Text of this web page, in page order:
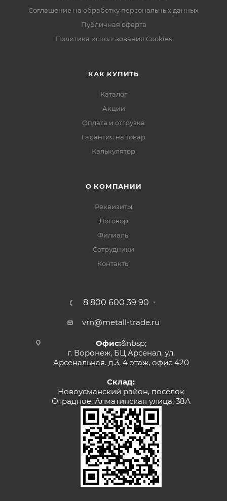
Соглашение на обработку персональных данных
Публичная оферта
Политика использования Cookies
КАК КУПИТЬ
Каталог
Акции
Оплата и отгрузка
Гарантия на товар
Калькулятор
О КОМПАНИИ
Реквизиты
Договор
Филиалы
Сотрудники
Контакты
8 800 600 39 90
vrn@metall-trade.ru
Офис:&nbsp;
г. Воронеж, БЦ Арсенал, ул.
Арсенальная. д.3, 4 этаж, офис 420
Склад:
Новоусманский район, посёлок
Отрадное, Алматинская улица, 38А